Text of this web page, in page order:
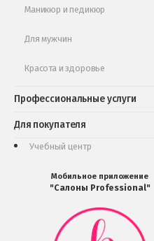
Маникюр и педикюр
Для мужчин
Красота и здоровье
Профессиональные услуги
Для покупателя
Учебный центр
Мобильное приложение
"Салоны Professional"
Мобильное
приложение
Салоны